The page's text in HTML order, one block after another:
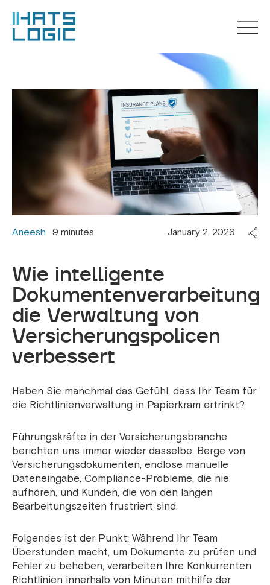
Aneesh . 9 minutes January 2, 2026
Wie intelligente
Dokumentenverarbeitung
die Verwaltung von
Versicherungspolicen
verbessert
Haben Sie manchmal das Gefühl, dass Ihr Team für
die Richtlinienverwaltung in Papierkram ertrinkt?
Führungskräfte in der Versicherungsbranche
berichten uns immer wieder dasselbe: Berge von
Versicherungsdokumenten, endlose manuelle
Dateneingabe, Compliance-Probleme, die nie
aufhören, und Kunden, die von den langen
Bearbeitungszeiten frustriert sind.
Folgendes ist der Punkt: Während Ihr Team
Überstunden macht, um Dokumente zu prüfen und
Fehler zu beheben, verarbeiten Ihre Konkurrenten
Richtlinien innerhalb von Minuten mithilfe der